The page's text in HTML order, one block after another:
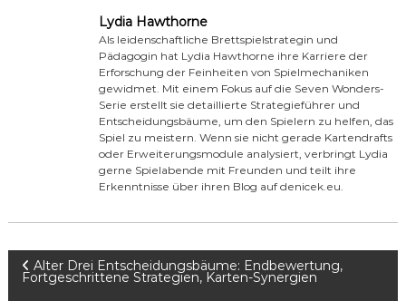
Lydia Hawthorne
Als leidenschaftliche Brettspielstrategin und
Pädagogin hat Lydia Hawthorne ihre Karriere der
Erforschung der Feinheiten von Spielmechaniken
gewidmet. Mit einem Fokus auf die Seven Wonders-
Serie erstellt sie detaillierte Strategieführer und
Entscheidungsbäume, um den Spielern zu helfen, das
Spiel zu meistern. Wenn sie nicht gerade Kartendrafts
oder Erweiterungsmodule analysiert, verbringt Lydia
gerne Spielabende mit Freunden und teilt ihre
Erkenntnisse über ihren Blog auf denicek.eu.
P Alter Drei Entscheidungsbäume: Endbewertung,
Fortgeschrittene Strategien, Karten-Synergien